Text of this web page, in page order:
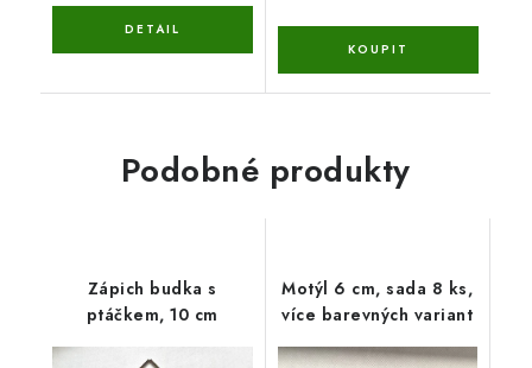
Podobné produkty
Zápich budka s
ptáčkem, 10 cm
Motýl 6 cm, sada 8 ks,
více barevných variant